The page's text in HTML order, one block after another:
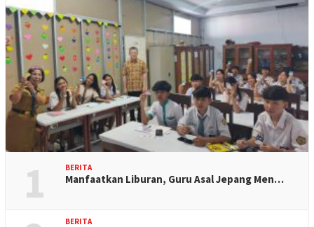
1 BERITA
Manfaatkan Liburan, Guru Asal Jepang Men…
BERITA